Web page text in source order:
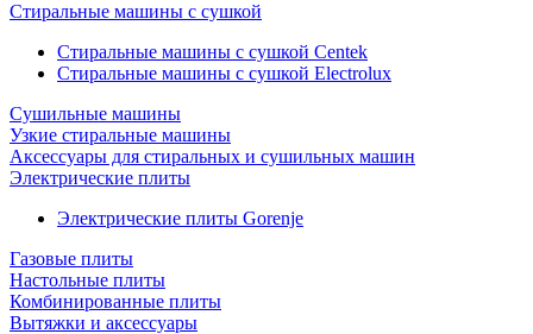
Стиральные машины с сушкой
Стиральные машины с сушкой Centek
Стиральные машины с сушкой Electrolux
Сушильные машины
Узкие стиральные машины
Аксессуары для стиральных и сушильных машин
Электрические плиты
Электрические плиты Gorenje
Газовые плиты
Настольные плиты
Комбинированные плиты
Вытяжки и аксессуары